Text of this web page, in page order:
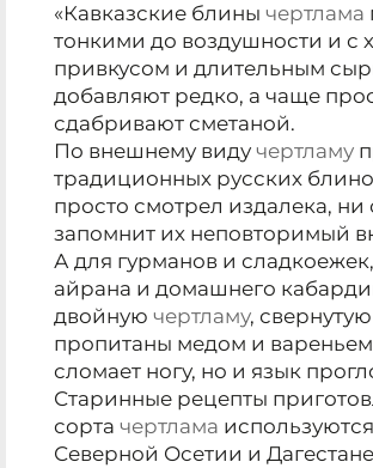
«Кавказские блины чертлама
тонкими до воздушности и с
привкусом и длительным
добавляют редко, а чаще
сдабривают сметаной.
По внешнему виду чертламу
традиционных русских
просто смотрел издалека, ни
запомнит их неповторимый
А для гурманов и
айрана и домашнего
двойную чертламу,
пропитаны медом и
сломает ногу, но и язык
Старинные рецепты
сорта чертлама
Северной Осетии и